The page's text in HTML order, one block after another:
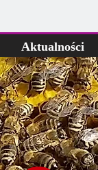
Aktualności